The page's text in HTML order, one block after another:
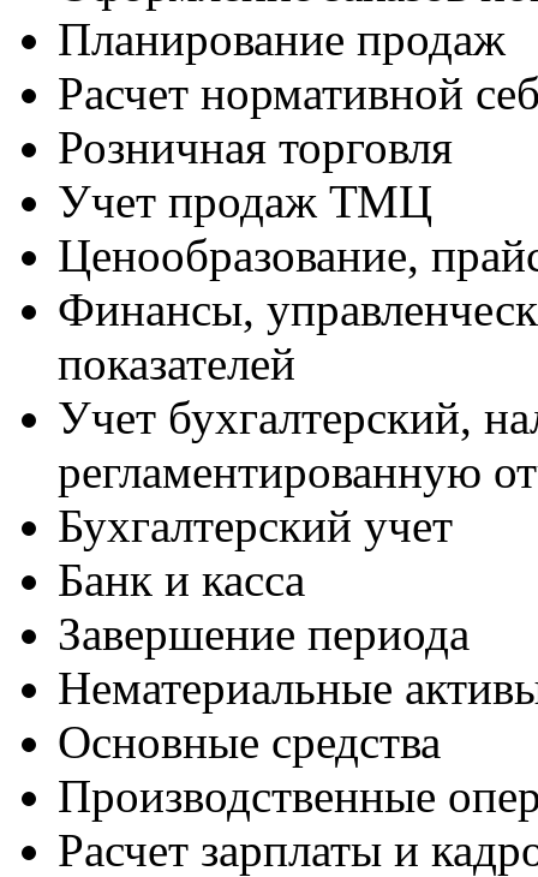
Планирование продаж
Расчет нормативной
Розничная торговля
Учет продаж ТМЦ
Ценообразование,
Финансы,
показателей
Учет бухгалтерский,
регламентированную
Бухгалтерский учет
Банк и касса
Завершение периода
Нематериальные
Основные средства
Производственные
Расчет зарплаты и